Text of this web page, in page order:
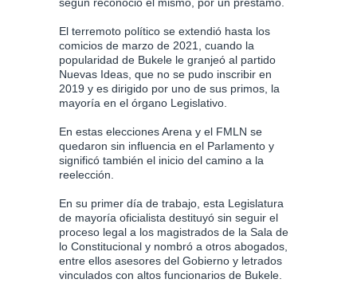
El terremoto político se extendió hasta los
comicios de marzo de 2021, cuando la
popularidad de Bukele le granjeó al partido
Nuevas Ideas, que no se pudo inscribir en
2019 y es dirigido por uno de sus primos, la
mayoría en el órgano Legislativo.
En estas elecciones Arena y el FMLN se
quedaron sin influencia en el Parlamento y
significó también el inicio del camino a la
reelección.
En su primer día de trabajo, esta Legislatura
de mayoría oficialista destituyó sin seguir el
proceso legal a los magistrados de la Sala de
lo Constitucional y nombró a otros abogados,
entre ellos asesores del Gobierno y letrados
vinculados con altos funcionarios de Bukele.